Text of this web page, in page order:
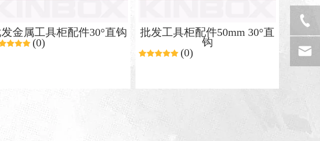
金属工具柜配件30°直钩
(0)
批发工具柜配件50mm 30°直
钩
(0)